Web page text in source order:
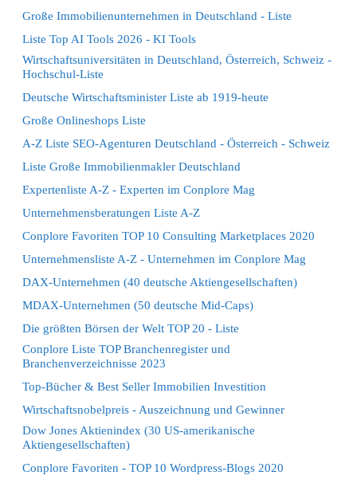
Große Immobilienunternehmen in Deutschland - Liste
Liste Top AI Tools 2026 - KI Tools
Wirtschaftsuniversitäten in Deutschland, Österreich, Schweiz -
Hochschul-Liste
Deutsche Wirtschaftsminister Liste ab 1919-heute
Große Onlineshops Liste
A-Z Liste SEO-Agenturen Deutschland - Österreich - Schweiz
Liste Große Immobilienmakler Deutschland
Expertenliste A-Z - Experten im Conplore Mag
Unternehmensberatungen Liste A-Z
Conplore Favoriten TOP 10 Consulting Marketplaces 2020
Unternehmensliste A-Z - Unternehmen im Conplore Mag
DAX-Unternehmen (40 deutsche Aktiengesellschaften)
MDAX-Unternehmen (50 deutsche Mid-Caps)
Die größten Börsen der Welt TOP 20 - Liste
Conplore Liste TOP Branchenregister und
Branchenverzeichnisse 2023
Top-Bücher & Best Seller Immobilien Investition
Wirtschaftsnobelpreis - Auszeichnung und Gewinner
Dow Jones Aktienindex (30 US-amerikanische
Aktiengesellschaften)
Conplore Favoriten - TOP 10 Wordpress-Blogs 2020